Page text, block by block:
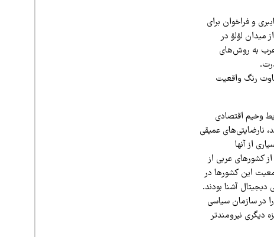
و فراخوان برای
میدان لؤلؤ در
عرب به روش‌های
رنگ واقعیت
وخیم اقتصادی
نارضایتی‌های عمیقی
سال بود، افرادی که بسیاری از آنها
کشورهای عربی از
می‌رفت و بسیاری از جمعیت این کشورها در
آشنا بودند.
در سازمان سیاسی
دیگری نیرومندتر